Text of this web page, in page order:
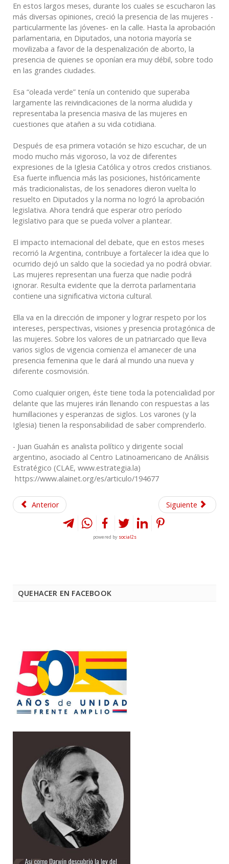
En estos largos meses, durante los cuales se escucharon las
más diversas opiniones, creció la presencia de las mujeres -
particularmente las jóvenes- en la calle. Hasta la aprobación
parlamentaria, en Diputados, una notoria mayoría se
movilizaba a favor de la despenalización de aborto, la
presencia de quienes se oponían era muy débil, sobre todo
en las grandes ciudades.
Esa “oleada verde” tenía un contenido que superaba
largamente las reivindicaciones de la norma aludida y
representaba la presencia masiva de las mujeres en
cuestiones que atañen a su vida cotidiana.
Después de esa primera votación se hizo escuchar, de un
modo mucho más vigoroso, la voz de diferentes
expresiones de la Iglesia Católica y otros credos cristianos.
Esa fuerte influencia más las posiciones, históricamente
más tradicionalistas, de los senadores dieron vuelta lo
resuelto en Diputados y la norma no logró la aprobación
legislativa. Ahora tendrá que esperar otro período
legislativo para que se pueda volver a plantear.
El impacto internacional del debate, que en estos meses
recorrió la Argentina, contribuye a fortalecer la idea que lo
ocurrido dejó un saldo que la sociedad ya no podrá obviar.
Las mujeres representan una fuerza que nadie podrá
ignorar. Resulta evidente que la derrota parlamentaria
contiene una significativa victoria cultural.
Ella va en la dirección de imponer y lograr respeto por los
intereses, perspectivas, visiones y presencia protagónica de
las mujeres. Sobre los valores de un patriarcado que lleva
varios siglos de vigencia comienza el amanecer de una
presencia femenina que le dará al mundo una nueva y
diferente cosmovisión.
Como cualquier origen, éste tiene toda la potencialidad por
delante que las mujeres irán llenando con respuestas a las
humillaciones y esperanzas de siglos. Los varones (y la
Iglesia) tienen la responsabilidad de saber comprenderlo.
- Juan Guahán es analista político y dirigente social
argentino, asociado al Centro Latinoamericano de Análisis
Estratégico (CLAE, www.estrategia.la)
https://www.alainet.org/es/articulo/194677
Anterior Siguiente
powered by social2s
QUEHACER EN FACEBOOK